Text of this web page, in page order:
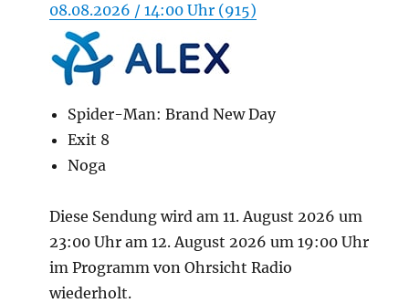
08.08.2026 / 14:00 Uhr (915)
Spider-Man: Brand New Day
Exit 8
Noga
Diese Sendung wird am 11. August 2026 um
23:00 Uhr am 12. August 2026 um 19:00 Uhr
im Programm von Ohrsicht Radio
wiederholt.